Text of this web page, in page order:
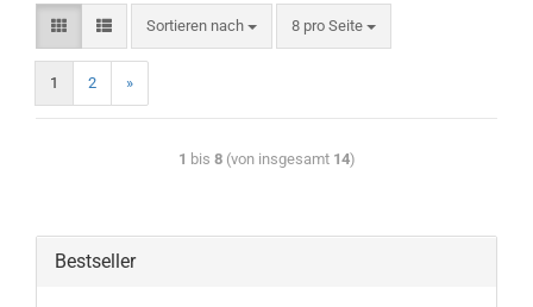
Sortieren nach 8 pro Seite
1 2 »
1 bis 8(von insgesamt 14)
Bestseller